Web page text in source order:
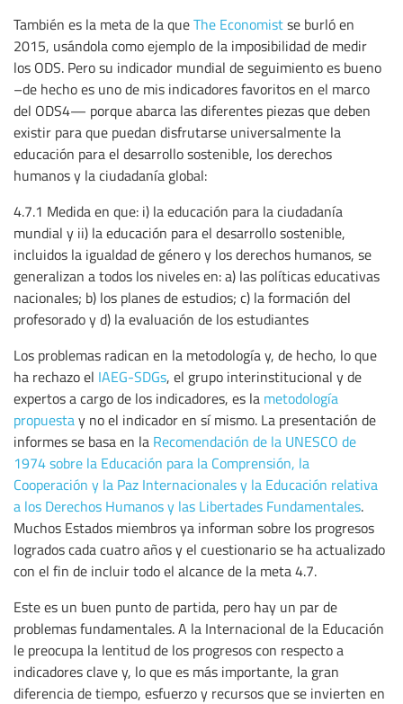
También es la meta de la queThe Economistse burló en
2015, usándola como ejemplo de la imposibilidad de medir
los ODS. Pero su indicador mundial de seguimiento es bueno
–de hecho es uno de mis indicadores favoritos en el marco
del ODS4— porque abarca las diferentes piezas que deben
existir para que puedan disfrutarse universalmente la
educación para el desarrollo sostenible, los derechos
humanos y la ciudadanía global:
4.7.1 Medida en que: i) la educación para la ciudadanía
mundial y ii) la educación para el desarrollo sostenible,
incluidos la igualdad de género y los derechos humanos, se
generalizan a todos los niveles en: a) las políticas educativas
nacionales; b) los planes de estudios; c) la formación del
profesorado y d) la evaluación de los estudiantes
Los problemas radican en la metodología y, de hecho, lo que
ha rechazo el IAEG-SDGs, el grupo interinstitucional y de
expertos a cargo de los indicadores, es la metodología
propuestay no el indicador en sí mismo. La presentación de
informes se basa en la Recomendación de la UNESCO de
1974 sobre la Educación para la Comprensión, la
Cooperación y la Paz Internacionales y la Educación relativa
a los Derechos Humanos y las Libertades Fundamentales.
Muchos Estados miembros ya informan sobre los progresos
logrados cada cuatro años y el cuestionario se ha actualizado
con el fin de incluir todo el alcance de la meta 4.7.
Este es un buen punto de partida, pero hay un par de
problemas fundamentales. A la Internacional de la Educación
le preocupa la lentitud de los progresos con respecto a
indicadores clave y, lo que es más importante, la gran
diferencia de tiempo, esfuerzo y recursos que se invierten en